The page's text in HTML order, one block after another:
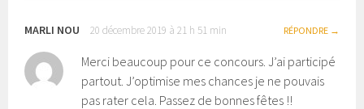
MARLI NOU 20 décembre 2019 à 21 h 51 min RÉPONDRE
Merci beaucoup pour ce concours. J’ai participé
partout. J’optimise mes chances je ne pouvais
pas rater cela. Passez de bonnes fêtes !!